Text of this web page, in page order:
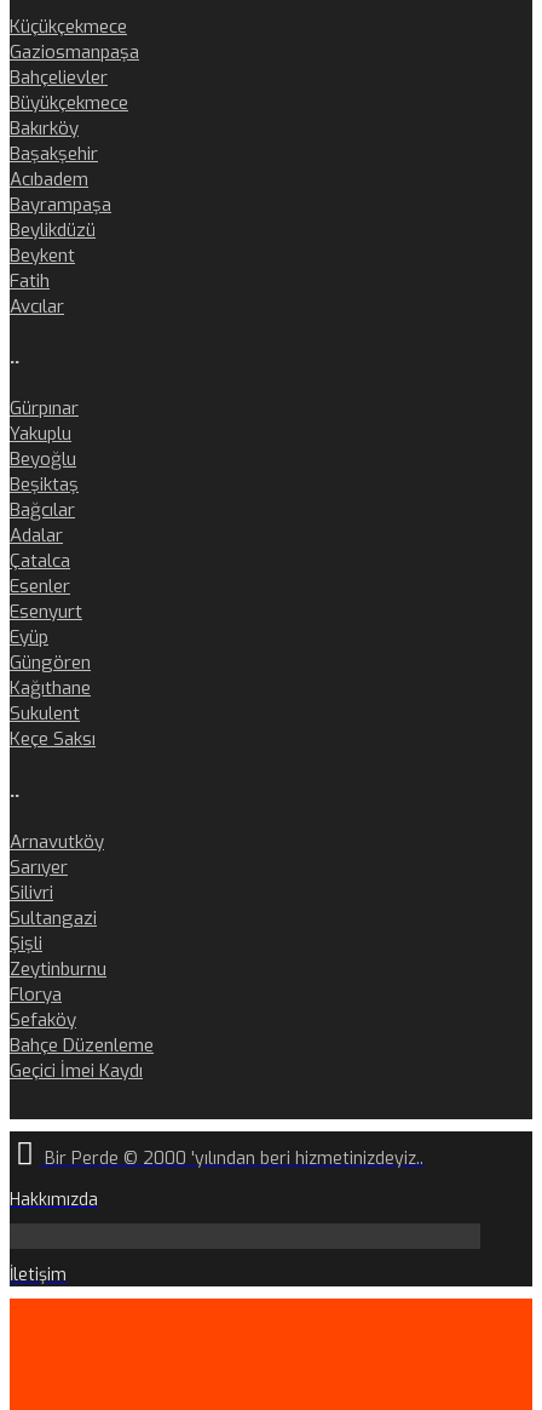
Küçükçekmece
Gaziosmanpaşa
Bahçelievler
Büyükçekmece
Bakırköy
Başakşehir
Acıbadem
Bayrampaşa
Beylikdüzü
Beykent
Fatih
Avcılar
..
Gürpınar
Yakuplu
Beyoğlu
Beşiktaş
Bağcılar
Adalar
Çatalca
Esenler
Esenyurt
Eyüp
Güngören
Kağıthane
Sukulent
Keçe Saksı
..
Arnavutköy
Sarıyer
Silivri
Sultangazi
Şişli
Zeytinburnu
Florya
Sefaköy
Bahçe Düzenleme
Geçici İmei Kaydı
Bir Perde © 2000 'yılından beri hizmetinizdeyiz..
Hakkımızda
İletişim